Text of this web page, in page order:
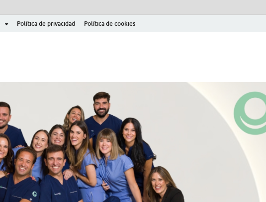
Política de privacidad Política de cookies